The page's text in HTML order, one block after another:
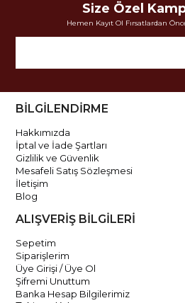
Size Özel
Hemen Kayıt Ol Fırsatlardan
BİLGİLENDİRME
Hakkımızda
İptal ve İade Şartları
Gizlilik ve Güvenlik
Mesafeli Satış Sözleşmesi
İletişim
Blog
ALIŞVERİŞ BİLGİLERİ
Sepetim
Siparişlerim
Üye Girişi / Üye Ol
Şifremi Unuttum
Banka Hesap Bilgilerimiz